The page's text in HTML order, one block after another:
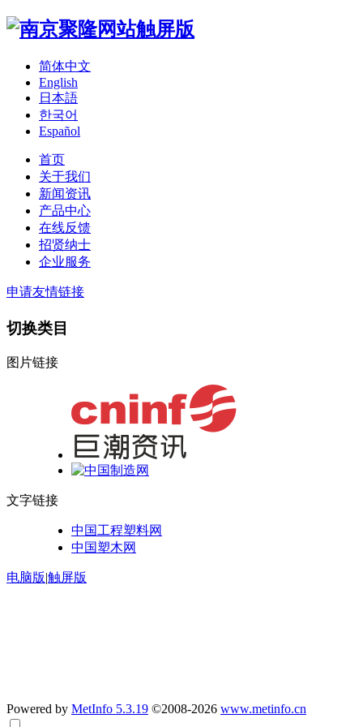
简体中文
English
日本語
한국어
Español
首页
关于我们
新闻资讯
产品中心
在线反馈
招贤纳士
企业服务
申请友情链接
切换类目
图片链接
文字链接
中国工程塑料网
中国塑木网
电脑版|触屏版
Powered by MetInfo 5.3.19 ©2008-2026 www.metinfo.cn